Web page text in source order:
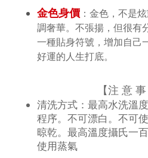
金色身價 ：金色，不是
調奢華。不張揚，但很有
一種貼身符號，增加自己
好運的人生打底。
【注 意
清洗方式：最高水洗溫
程序。不可漂白。不可
晾乾。最高溫度攝氏一
使用蒸氣